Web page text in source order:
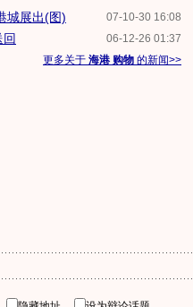
07-10-30 16:08
城展出(图)
06-12-26 01:37
更多关于 海港 购物 的新闻>>